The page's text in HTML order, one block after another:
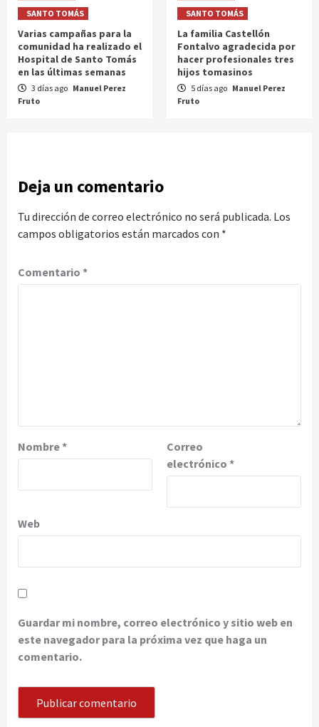
SANTO TOMÁS
Varias campañas para la
comunidad ha realizado el
Hospital de Santo Tomás
en las últimas semanas
3 días ago Manuel Perez
Fruto
SANTO TOMÁS
La familia Castellón
Fontalvo agradecida por
hacer profesionales tres
hijos tomasinos
5 días ago Manuel Perez
Fruto
Deja un comentario
Tu dirección de correo electrónico no será publicada. Los
campos obligatorios están marcados con *
Comentario *
Nombre*
Correo
electrónico *
Web
Guardar mi nombre, correo electrónico y sitio web en
este navegador para la próxima vez que haga un
comentario.